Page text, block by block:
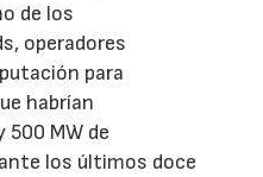
de los
operadores
para
habrían
MW de
los últimos doce